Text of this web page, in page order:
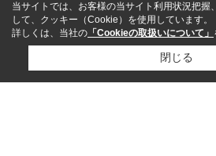
当サイトでは、お客様の当サイト利用状況把握
して、クッキー（Cookie）を使用しています。
詳しくは、当社の 「Cookieの取扱いについて」
閉じる